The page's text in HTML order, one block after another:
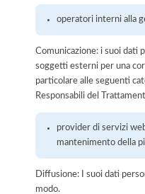
operatori interni alla
Comunicazione: i suoi dati
soggetti esterni per una
particolare alle seguenti
Responsabili del
provider di servizi
mantenimento della
Diffusione: I suoi dati
modo.